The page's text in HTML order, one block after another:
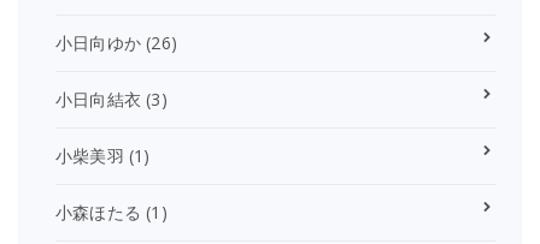
小日向ゆか (26)
小日向結衣 (3)
小柴美羽 (1)
小森ほたる (1)